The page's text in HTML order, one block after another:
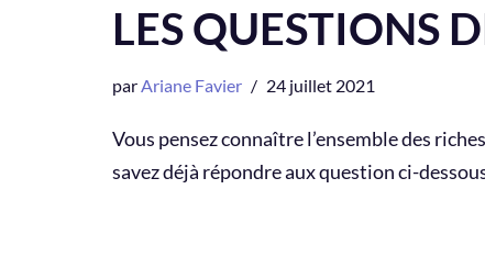
LES QUESTIONS
parAriane Favier 24 juillet 2021
Vous pensez connaître l’ensemble des
savez déjà répondre aux question ci-